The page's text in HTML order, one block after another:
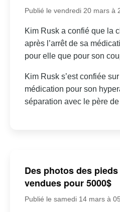
Publié le vendredi 20 mars à
Kim Rusk a confié que la
après l’arrêt de sa
pour elle que pour son
Kim Rusk s’est confiée
médication pour son
séparation avec le père
Des photos des
vendues pour 5000$
Publié le samedi 14 mars à